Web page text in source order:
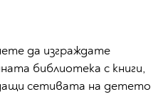
да изграждате
библиотека с книги,
сетивата на детето